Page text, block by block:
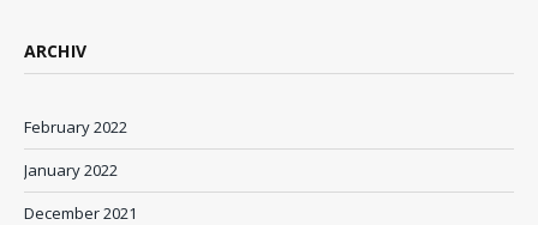
ARCHIV
February 2022
January 2022
December 2021